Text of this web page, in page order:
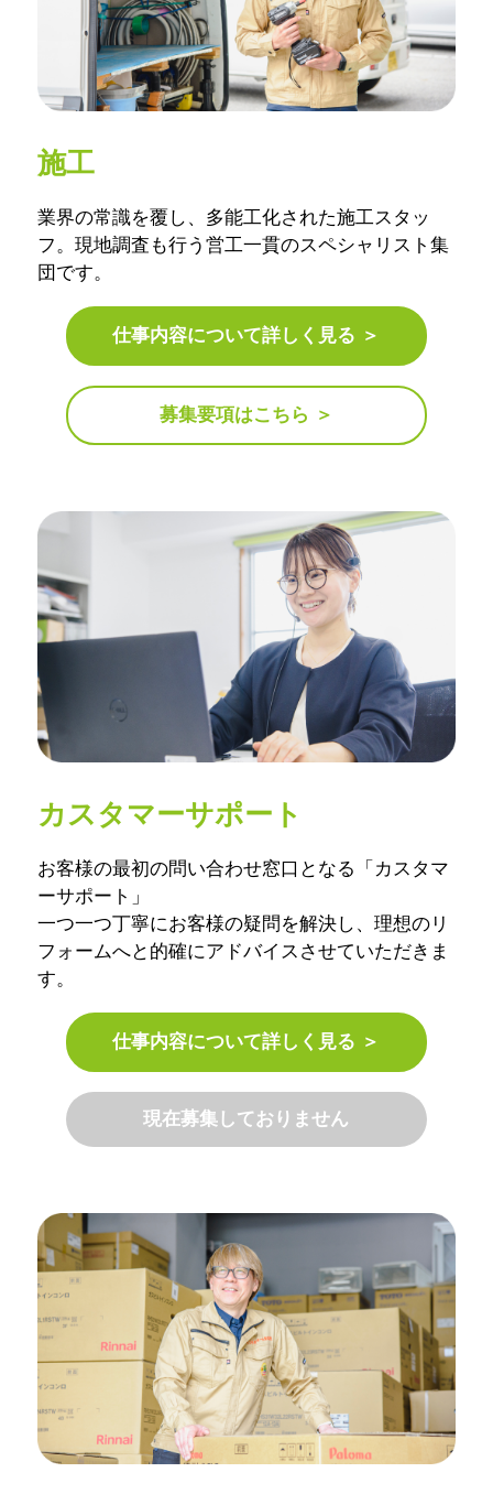
施工
業界の常識を覆し、多能工化された施工スタッ
フ。現地調査も行う営工一貫のスペシャリスト集
団です。
仕事内容について詳しく見る ＞
募集要項はこちら ＞
カスタマーサポート
お客様の最初の問い合わせ窓口となる「カスタマ
ーサポート」
一つ一つ丁寧にお客様の疑問を解決し、理想のリ
フォームへと的確にアドバイスさせていただきま
す。
仕事内容について詳しく見る ＞
現在募集しておりません